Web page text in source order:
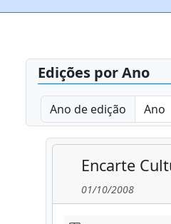
Edições por Ano
Ano de edição
Encarte
01/10/2008